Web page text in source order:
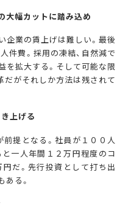
大幅カットに踏み込め
企業の賃上げは難しい。最後
件費。採用の凍結、自然減で
を拡大する。そして可能な限
だがそれしか方法は残されて
上げる
提となる。社員が１００人
一人年間１２万円程度のコ
だ。先行投資として打ち出
ある。